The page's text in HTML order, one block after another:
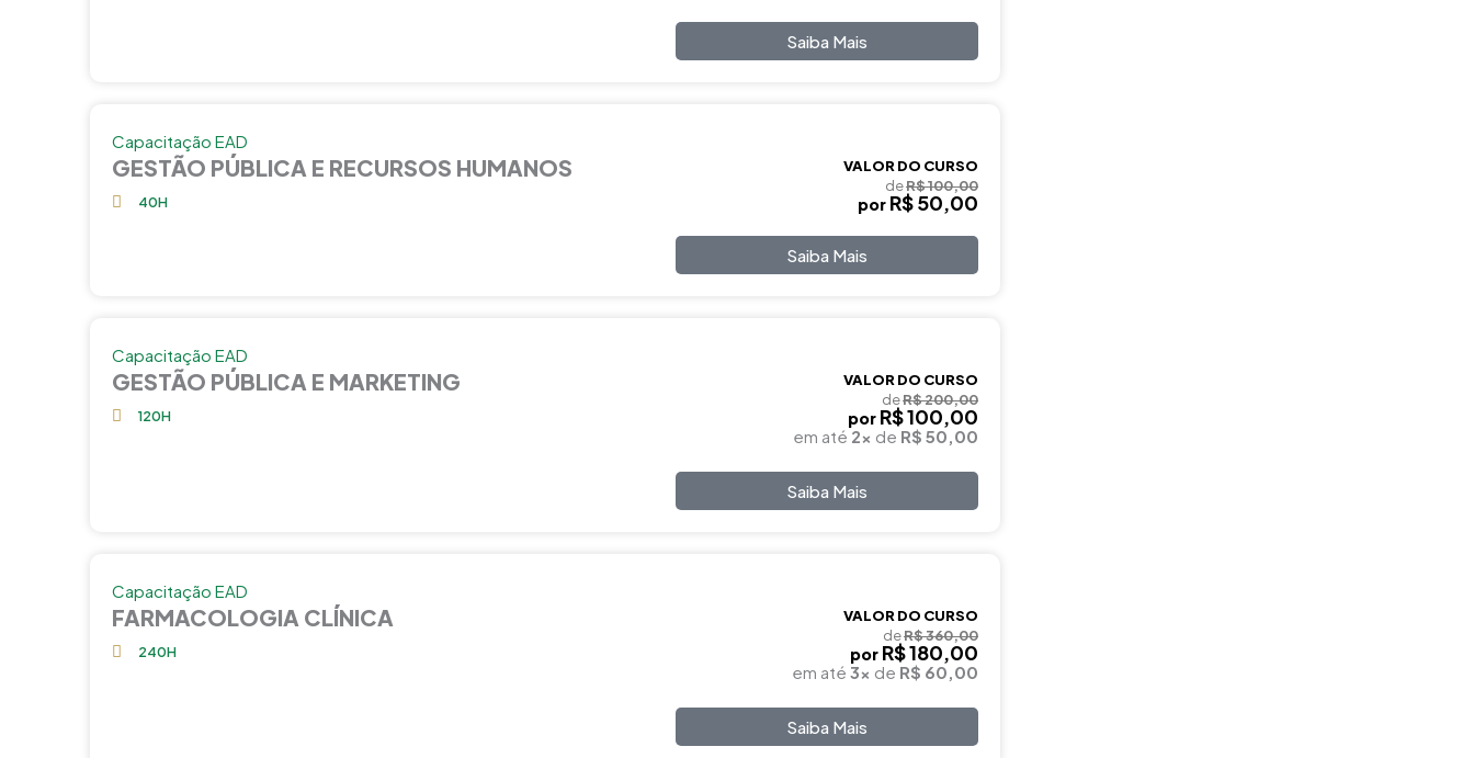
Saiba Mais
Capacitação EAD
GESTÃO PÚBLICA E RECURSOS HUMANOS
40H
VALOR DO CURSO
deR$ 100,00
por R$ 50,00
Saiba Mais
Capacitação EAD
GESTÃO PÚBLICA E MARKETING
120H
VALOR DO CURSO
deR$ 200,00
por R$ 100,00
em até 2x de R$ 50,00
Saiba Mais
Capacitação EAD
FARMACOLOGIA CLÍNICA
240H
VALOR DO CURSO
deR$ 360,00
por R$ 180,00
em até 3x de R$ 60,00
Saiba Mais